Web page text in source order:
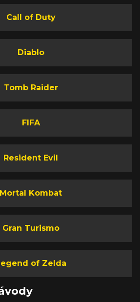
Call of Duty
Diablo
Tomb Raider
FIFA
Resident Evil
Mortal Kombat
Gran Turismo
of Zelda